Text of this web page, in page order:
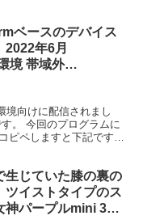
ベースのデバイス
2022年6月
境 帯域外
境向けに配信されまし
。 今回のプログラムに
ピペしますと下記です。
生じていた膝の裏の
ツイストタイプのス
神パープルmini 3D